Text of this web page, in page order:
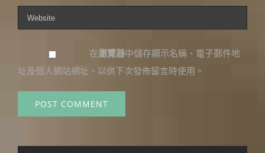
在瀏覽器中儲存顯示名稱、電子郵件地
址及個人網站網址，以供下次發佈留言時使用。